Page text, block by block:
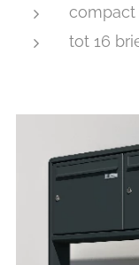
compact
tot 16